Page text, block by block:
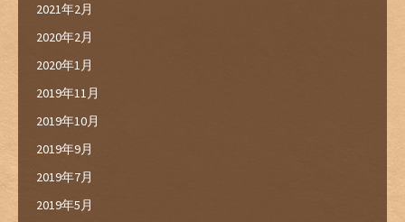
2021年2月
2020年2月
2020年1月
2019年11月
2019年10月
2019年9月
2019年7月
2019年5月